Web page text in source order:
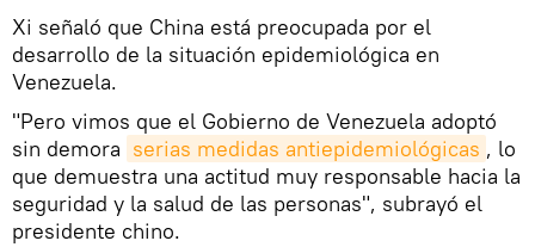
Xi señaló que China está preocupada por el
desarrollo de la situación epidemiológica en
Venezuela.
"Pero vimos que el Gobierno de Venezuela adoptó
sin demora serias medidas antiepidemiológicas , lo
que demuestra una actitud muy responsable hacia la
seguridad y la salud de las personas", subrayó el
presidente chino.